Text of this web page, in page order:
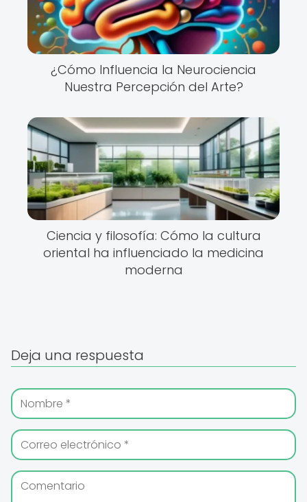
¿Cómo Influencia la Neurociencia
Nuestra Percepción del Arte?
Ciencia y filosofía: Cómo la cultura
oriental ha influenciado la medicina
moderna
Deja una respuesta